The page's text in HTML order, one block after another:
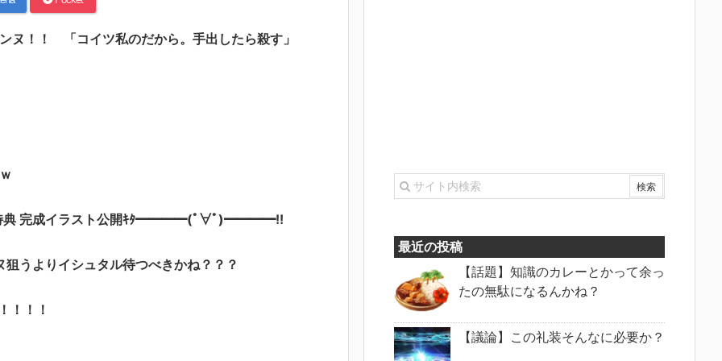
ヌ！！ 「コイツ私のだから。手出したら殺す」
特典 完成イラスト公開ｷﾀ━━━━(ﾟ∀ﾟ)━━━━!!
うよりイシュタル待つべきかね？？？
！！！
最近の投稿
【話題】知識のカレーとかって余っ
たの無駄になるんかね？
【議論】この礼装そんなに必要か？